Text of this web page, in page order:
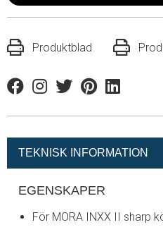
Produktblad
FacebookInstagram
TwitterPinterestLinkedin
TEKNISK INFORMATION
EGENSKAPER
För MORA INXX II sharp